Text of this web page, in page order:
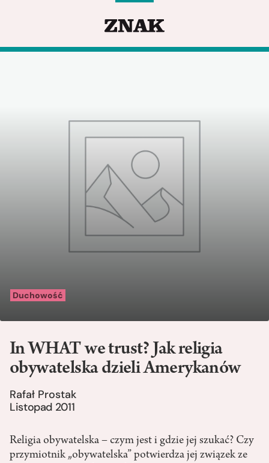
Duchowość
In WHAT we trust? Jak religia
obywatelska dzieli Amerykanów
Rafał Prostak
Listopad 2011
Religia obywatelska – czym jest i gdzie jej szukać? Czy
przymiotnik „obywatelska” potwierdza jej związek ze